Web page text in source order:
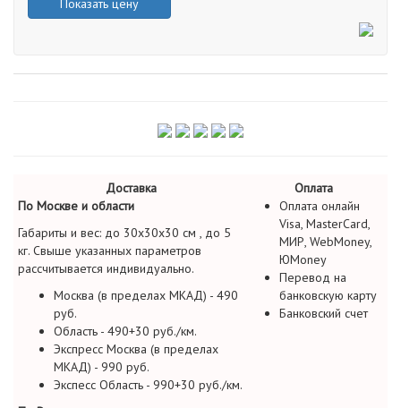
Показать цену
Доставка
Оплата
По Москве и области
Габариты и вес: до 30х30х30 см , до 5
кг. Свыше указанных параметров
рассчитывается индивидуально.
Москва (в пределах МКАД) - 490
руб.
Область - 490+30 руб./км.
Экспресс Москва (в пределах
МКАД) - 990 руб.
Экспесс Область - 990+30 руб./км.
Оплата онлайн
Visa, MasterCard,
МИР, WebMoney,
ЮMoney
Перевод на
банковскую карту
Банковский счет